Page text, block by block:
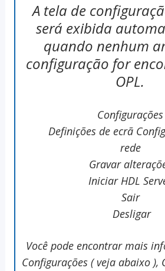
A tela de
será exibida
quando nenhum
configuração for
OPL.
Configurações
Definições de ecrã
rede
Gravar
Iniciar HDL
Sair
Desligar
Você pode encontrar mais
Configurações ( veja abaixo ),